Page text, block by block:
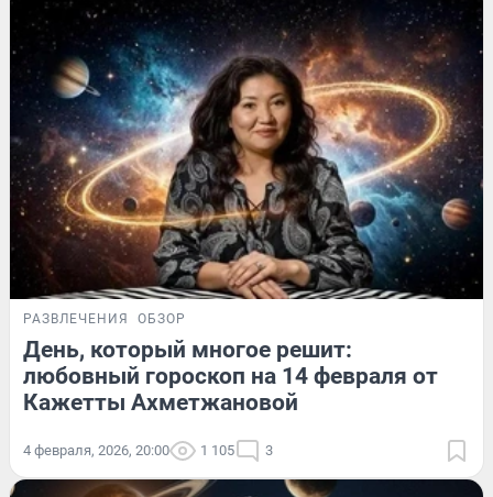
РАЗВЛЕЧЕНИЯ ОБЗОР
День, который многое решит:
любовный гороскоп на 14 февраля от
Кажетты Ахметжановой
4 февраля, 2026, 20:00 1 105 3